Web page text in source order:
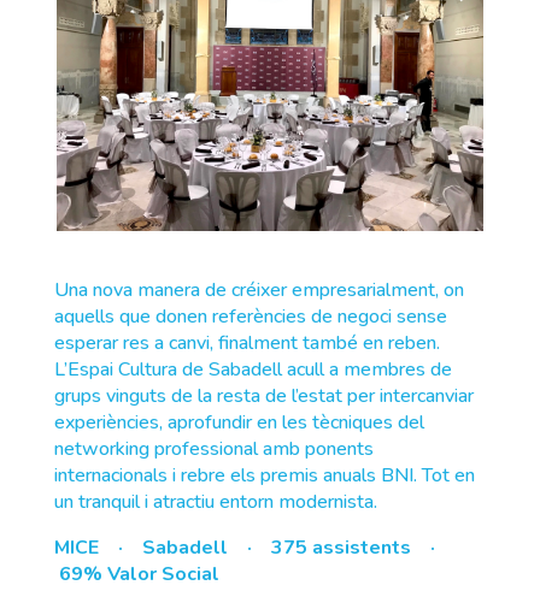
Una nova manera de créixer empresarialment, on
aquells que donen referències de negoci sense
esperar res a canvi, finalment també en reben.
L’Espai Cultura de Sabadell acull a membres de
grups vinguts de la resta de l’estat per intercanviar
experiències, aprofundir en les tècniques del
networking professional amb ponents
internacionals i rebre els premis anuals BNI. Tot en
un tranquil i atractiu entorn modernista.
MICE · Sabadell · 375 assistents ·
69% Valor Social